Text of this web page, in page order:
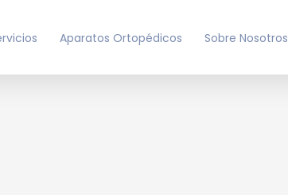
Aparatos Ortopédicos Sobre Nosotros